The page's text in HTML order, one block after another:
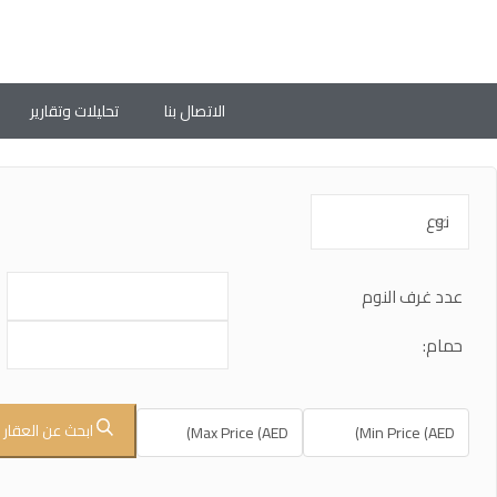
تحليلات وتقارير الاتصال بنا
عدد غرف النوم
حمام:
ابحث عن العقار